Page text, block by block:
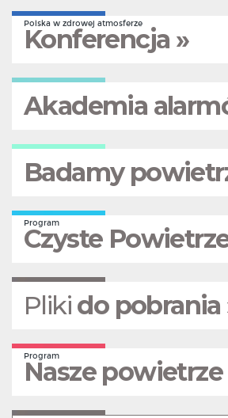
Polska w zdrowej atmosferze
Konferencja »
Akademia
Badamy
Program
Czyste
Pliki do pobrania
Program
Nasze powietrze